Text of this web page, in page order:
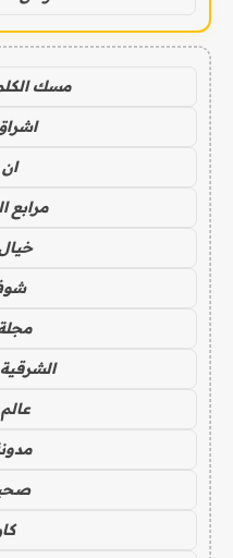
مسك
مرابع